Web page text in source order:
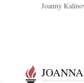
Joanny